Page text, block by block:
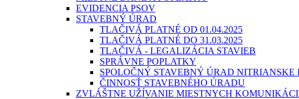
EVIDENCIA PSOV
STAVEBNÝ ÚRAD
TLAČIVÁ PLATNÉ OD 01.04.2025
TLAČIVÁ PLATNÉ DO 31.03.2025
TLAČIVÁ - LEGALIZÁCIA STAVIEB
SPRÁVNE POPLATKY
SPOLOČNÝ STAVEBNÝ ÚRAD NITRIANSKE
ČINNOSŤ STAVEBNÉHO ÚRADU
ZVLÁŠTNE UŽÍVANIE MIESTNYCH